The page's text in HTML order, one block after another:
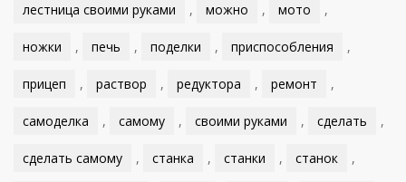
лестница своими руками , можно , мото ,
ножки , печь , поделки , приспособления ,
прицеп , раствор , редуктора , ремонт ,
самоделка , самому , своими руками , сделать ,
сделать самому , станка , станки , станок ,